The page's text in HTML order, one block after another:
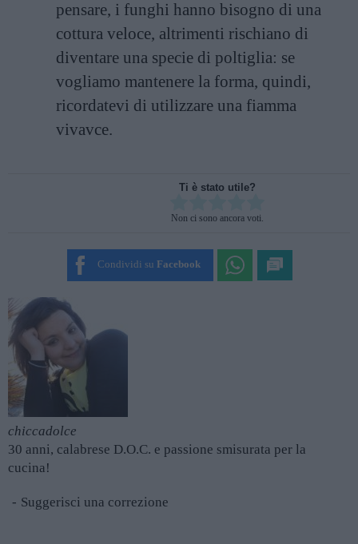
pensare, i funghi hanno bisogno di una
cottura veloce, altrimenti rischiano di
diventare una specie di poltiglia: se
vogliamo mantenere la forma, quindi,
ricordatevi di utilizzare una fiamma
vivavce.
Ti è stato utile?
SUBMIT RATING
Non ci sono ancora voti.
Condividi su Facebook
chiccadolce
30 anni, calabrese D.O.C. e passione smisurata per la
cucina!
Suggerisci una correzione